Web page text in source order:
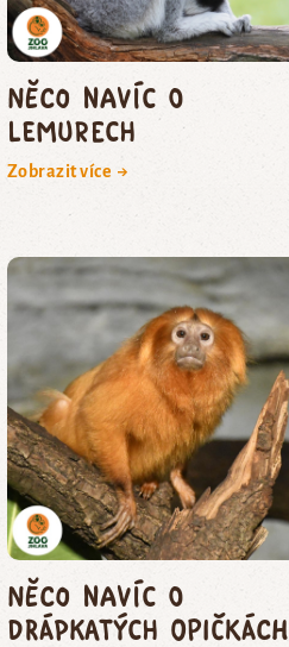
Něco navíc o
lemurech
Zobrazit více →
Něco navíc o
drápkatých opičkách